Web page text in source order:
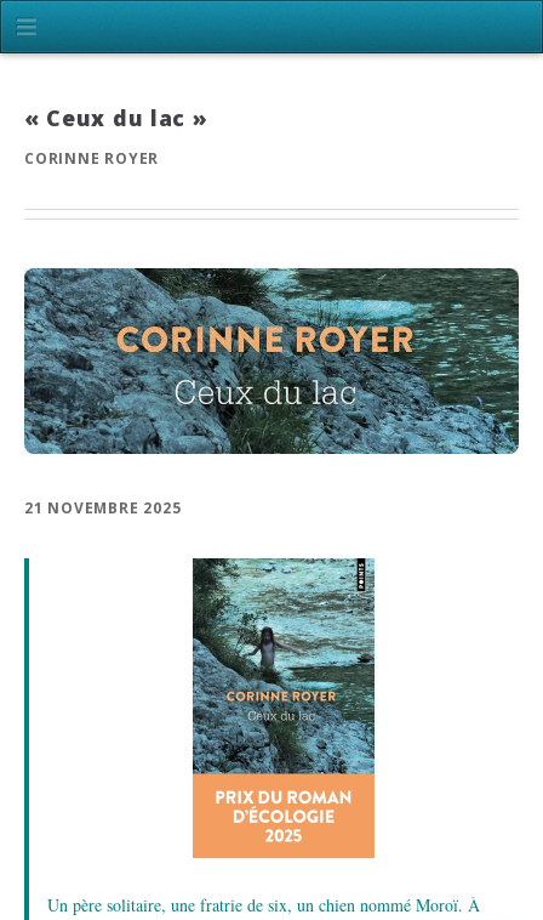
« Ceux du lac »
CORINNE ROYER
21 NOVEMBRE 2025
Un père solitaire, une fratrie de six, un chien nommé Moroï. À